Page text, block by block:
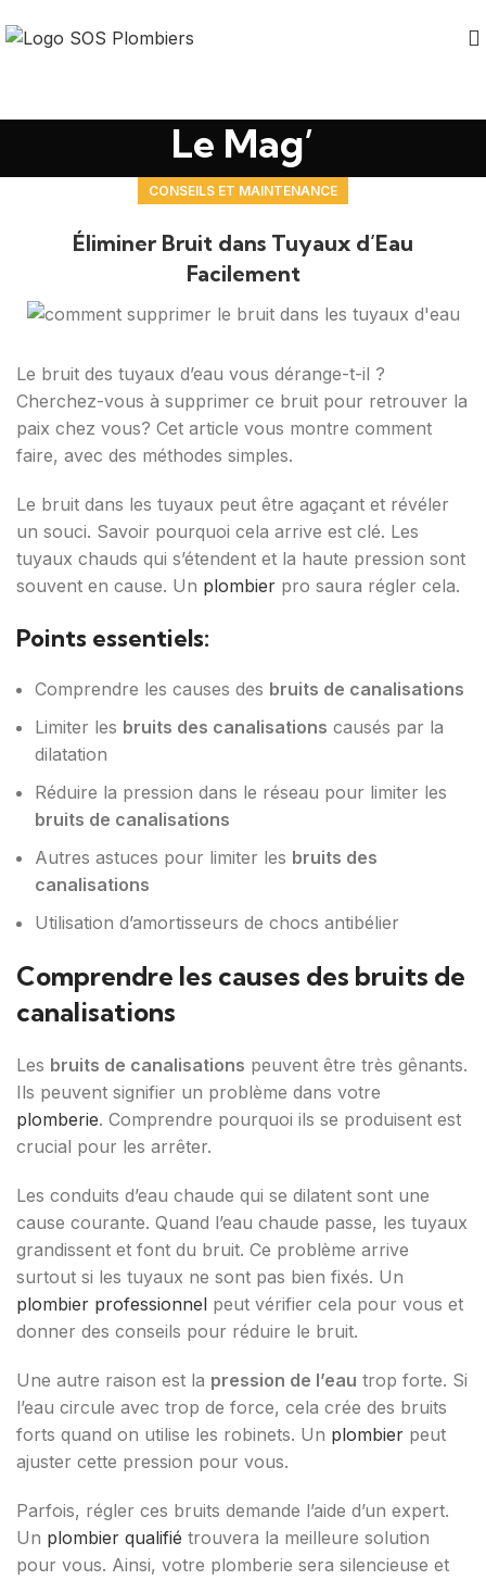
Le Mag’
CONSEILS ET MAINTENANCE
Éliminer Bruit dans Tuyaux d’Eau
Facilement
Le bruit des tuyaux d’eau vous dérange-t-il ?
Cherchez-vous à supprimer ce bruit pour retrouver la
paix chez vous? Cet article vous montre comment
faire, avec des méthodes simples.
Le bruit dans les tuyaux peut être agaçant et révéler
un souci. Savoir pourquoi cela arrive est clé. Les
tuyaux chauds qui s’étendent et la haute pression sont
souvent en cause. Un plombier pro saura régler cela.
Points essentiels:
Comprendre les causes des bruits de canalisations
Limiter les bruits des canalisations causés par la
dilatation
Réduire la pression dans le réseau pour limiter les
bruits de canalisations
Autres astuces pour limiter les bruits des
canalisations
Utilisation d’amortisseurs de chocs antibélier
Comprendre les causes des bruits de
canalisations
Les bruits de canalisations peuvent être très gênants.
Ils peuvent signifier un problème dans votre
plomberie. Comprendre pourquoi ils se produisent est
crucial pour les arrêter.
Les conduits d’eau chaude qui se dilatent sont une
cause courante. Quand l’eau chaude passe, les tuyaux
grandissent et font du bruit. Ce problème arrive
surtout si les tuyaux ne sont pas bien fixés. Un
plombier professionnel peut vérifier cela pour vous et
donner des conseils pour réduire le bruit.
Une autre raison est la pression de l’eau trop forte. Si
l’eau circule avec trop de force, cela crée des bruits
forts quand on utilise les robinets. Un plombier peut
ajuster cette pression pour vous.
Parfois, régler ces bruits demande l’aide d’un expert.
Un plombier qualifié trouvera la meilleure solution
pour vous. Ainsi, votre plomberie sera silencieuse et